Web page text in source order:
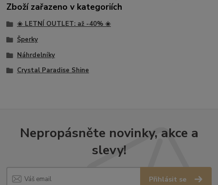
Zboží zařazeno v kategoriích
☀️ LETNÍ OUTLET: až -40% ☀️
Šperky
Náhrdelníky
Crystal Paradise Shine
Nepropásněte novinky, akce a
slevy!
Přihlásit se